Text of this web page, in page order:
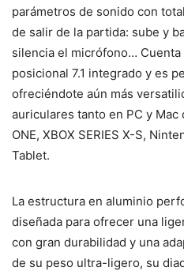
parámetros de sonido con
de salir de la partida: sube y
silencia el micrófono…
posicional 7.1 integrado y es
ofreciéndote aún más
auriculares tanto en PC y Mac
ONE, XBOX SERIES X-S,
Tablet.
La estructura en aluminio
diseñada para ofrecer una
con gran durabilidad y una
de su peso ultra-ligero, su